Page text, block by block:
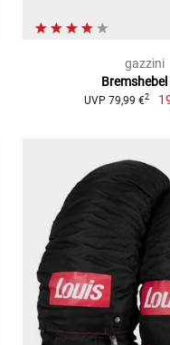
gazzini
UVP 79,99 €2